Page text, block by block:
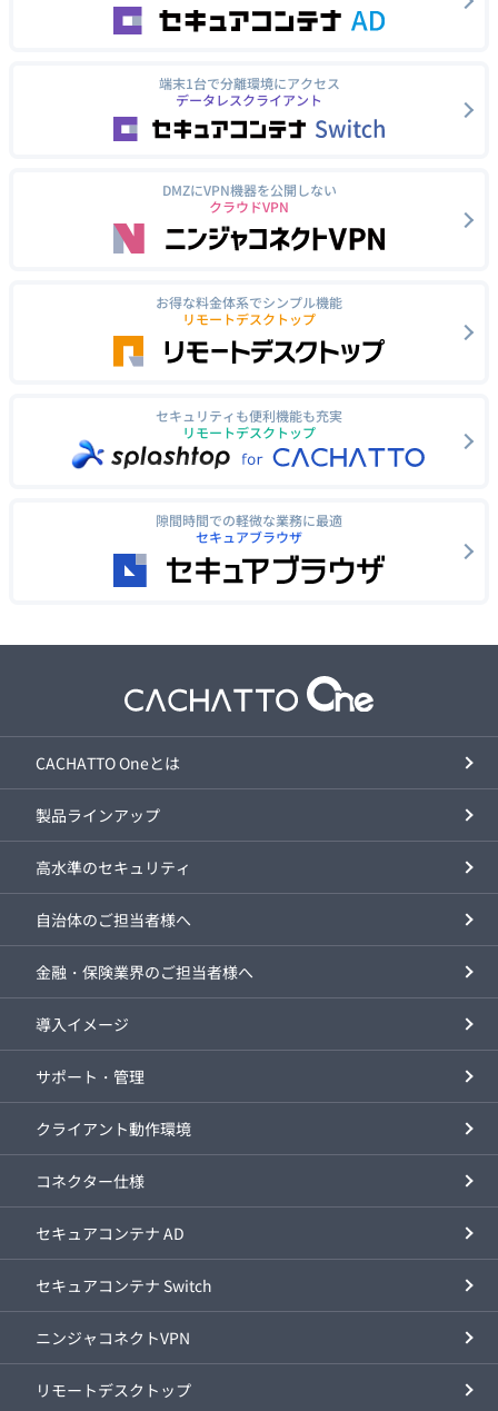
端末1台で分離環境にアクセス
データレスクライアント
DMZにVPN機器を公開しない
クラウドVPN
お得な料金体系でシンプル機能
リモートデスクトップ
セキュリティも便利機能も充実
リモートデスクトップ
隙間時間での軽微な業務に最適
セキュアブラウザ
CACHATTO Oneとは
製品ラインアップ
高水準のセキュリティ
自治体のご担当者様へ
金融・保険業界のご担当者様へ
導入イメージ
サポート・管理
クライアント動作環境
コネクター仕様
セキュアコンテナ AD
セキュアコンテナ Switch
ニンジャコネクトVPN
リモートデスクトップ